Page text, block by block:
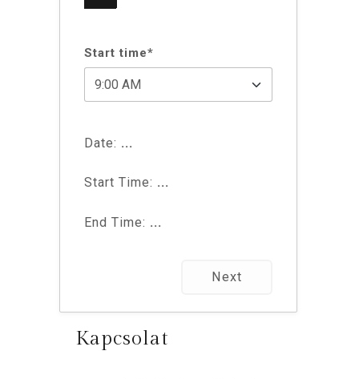
Start time*
Date: ...
Start Time: ...
End Time: ...
Next
Kapcsolat